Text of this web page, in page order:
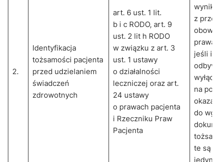
2.
Identyfikacja
tożsamości pacjenta
przed udzielaniem
świadczeń
zdrowotnych
art. 6 ust. 1 lit.
b i c RODO, art. 9
ust. 2 lit h RODO
w związku z art. 3
ust. 1 ustawy
o działalności
leczniczej oraz art.
24 ustawy
o prawach pacjenta
i Rzeczniku Praw
Pacjenta
z
prawa,
jeśli
na
do
te są
jedynie